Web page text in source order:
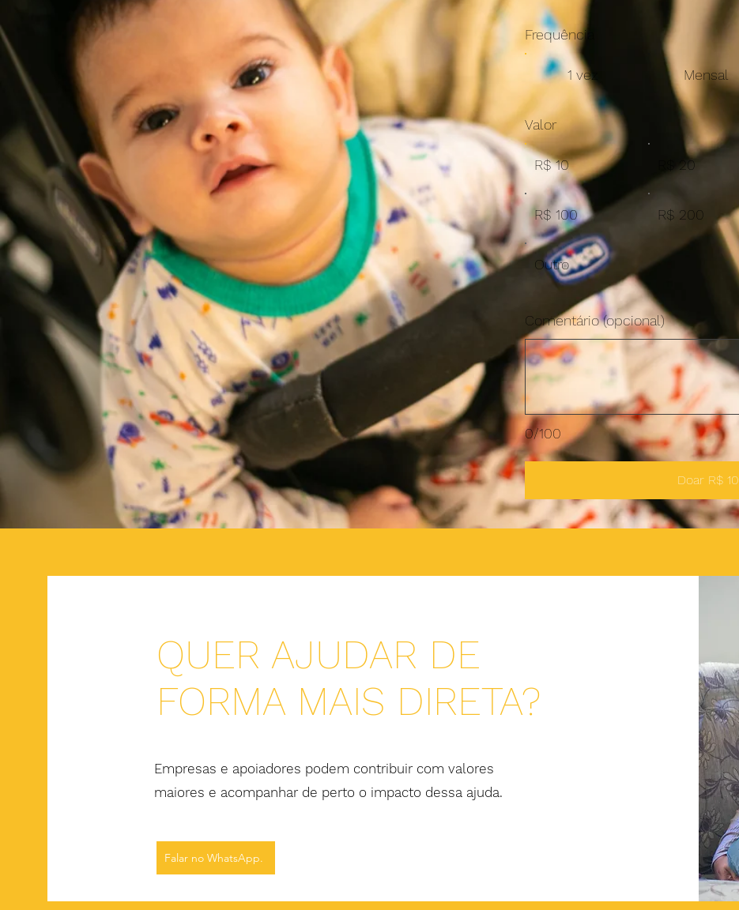
Frequência
1 vez Mensal
Valor
R$ 10 R$ 20
R$ 100 R$ 200
Outro
0/100
Comentário (opcional)
Doar R$ 10
QUER AJUDAR DE
FORMA MAIS DIRETA?
Empresas e apoiadores podem contribuir com valores
maiores e acompanhar de perto o impacto dessa ajuda.
Falar no WhatsApp.